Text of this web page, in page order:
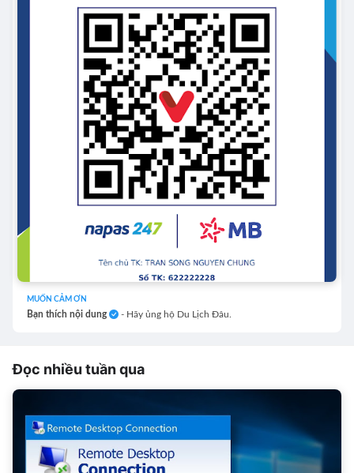
MUỐN CẢM ƠN
Bạn thích nội dung - Hãy ủng hộ Du Lịch Đâu.
Đọc nhiều tuần qua